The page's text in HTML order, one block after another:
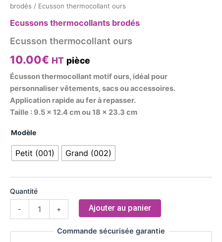
brodés / Ecusson thermocollant ours
Ecussons thermocollants brodés
Ecusson thermocollant ours
10.00€ HT pièce
Écusson thermocollant motif ours, idéal pour
personnaliser vêtements, sacs ou accessoires.
Application rapide au fer à repasser.
Taille : 9.5 x 12.4 cm ou 18 x 23.3 cm
Modèle
Petit (001) Grand (002)
Quantité
- + Ajouter au panier
Commande sécurisée garantie